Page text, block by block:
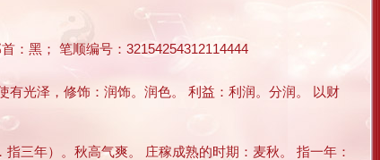
：黑； 笔顺编号：32154254312114444
光泽，修饰：润饰。润色。 利益：利润。分润。 以财
三年）。秋高气爽。 庄稼成熟的时期：麦秋。 指一年：